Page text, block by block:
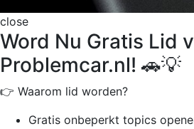
close
Word Nu Gratis Lid
Problemcar.nl! 🚗💡
👉 Waarom lid worden?
Gratis onbeperkt topics